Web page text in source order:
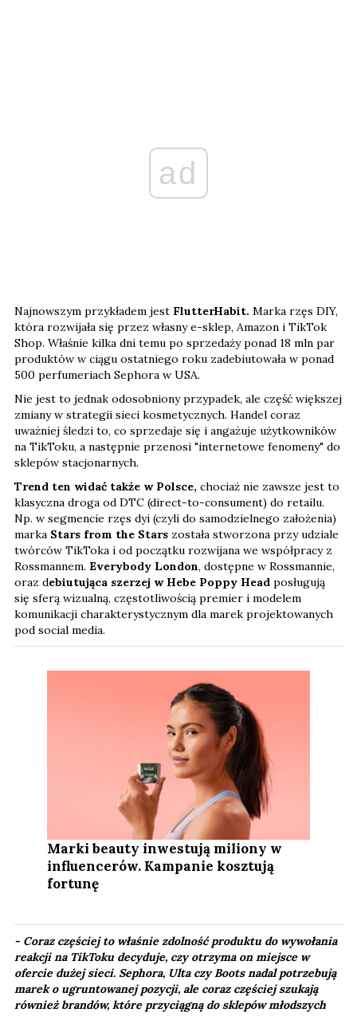
ad
Najnowszym przykładem jest FlutterHabit. Marka rzęs DIY,
która rozwijała się przez własny e-sklep, Amazon i TikTok
Shop. Właśnie kilka dni temu po sprzedaży ponad 18 mln par
produktów w ciągu ostatniego roku zadebiutowała w ponad
500 perfumeriach Sephora w USA.
Nie jest to jednak odosobniony przypadek, ale część większej
zmiany w strategii sieci kosmetycznych. Handel coraz
uważniej śledzi to, co sprzedaje się i angażuje użytkowników
na TikToku, a następnie przenosi "internetowe fenomeny" do
sklepów stacjonarnych.
Trend ten widać także w Polsce, chociaż nie zawsze jest to
klasyczna droga od DTC (direct-to-consument) do retailu.
Np. w segmencie rzęs dyi (czyli do samodzielnego założenia)
marka Stars from the Stars została stworzona przy udziale
twórców TikToka i od początku rozwijana we współpracy z
Rossmannem. Everybody London, dostępne w Rossmannie,
oraz debiutująca szerzej w Hebe Poppy Head posługują
się sferą wizualną, częstotliwością premier i modelem
komunikacji charakterystycznym dla marek projektowanych
pod social media.
Marki beauty inwestują miliony w
influencerów. Kampanie kosztują
fortunę
- Coraz częściej to właśnie zdolność produktu do wywołania
reakcji na TikToku decyduje, czy otrzyma on miejsce w
ofercie dużej sieci. Sephora, Ulta czy Boots nadal potrzebują
marek o ugruntowanej pozycji, ale coraz częściej szukają
również brandów, które przyciągną do sklepów młodszych